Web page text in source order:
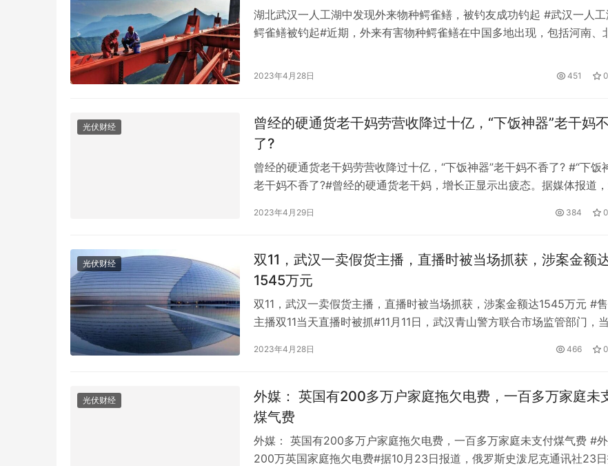
湖北武汉一人工湖中发现外来物种鳄雀鳝，被钓友成功钓起 #武汉一人工
鳄雀鳝被钓起#近期，外来有害物种鳄雀鳝在中国多地出现，包括河南、
近日，在武汉市东西湖区常青花园中央公园人工湖内拍摄到鳄雀鳝。 几天
2023年4月28日 451 0
光伏财经
曾经的硬通货老干妈劳营收降过十亿，“下饭神器”老干妈
了?
曾经的硬通货老干妈劳营收降过十亿，“下饭神器”老干妈不香了? #“下饭
老干妈不香了?#曾经的硬通货老干妈，增长正显示出疲态。据媒体报道
强”名单。在这份榜单中，贵阳南明老干妈风味食品有限公司(以下简称老干
2023年4月29日 384 0
光伏财经
双11，武汉一卖假货主播，直播时被当场抓获，涉案金额
1545万元
双11，武汉一卖假货主播，直播时被当场抓获，涉案金额达1545万元 #
主播双11当天直播时被抓#11月11日，武汉青山警方联合市场监管部门，
侈品牌，销售假冒服装3万余件，涉案金额1545万元。目前，案件正在办
2023年4月28日 466 0
光伏财经
外媒： 英国有200多万户家庭拖欠电费，一百多万家庭未
煤气费
外媒： 英国有200多万户家庭拖欠电费，一百多万家庭未支付煤气费 #
200万英国家庭拖欠电费#据10月23日报道，俄罗斯史泼尼克通讯社23
位，全品类一次二次设备一站式选型、比
价、签约
衔，18650多并多串聚合物电芯定制全链路
EP 电力展集中展示集中式新能源